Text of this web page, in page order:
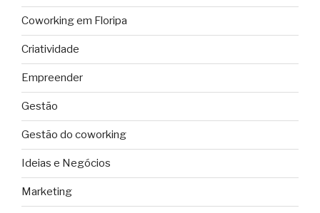
Coworking em Floripa
Criatividade
Empreender
Gestão
Gestão do coworking
Ideias e Negócios
Marketing